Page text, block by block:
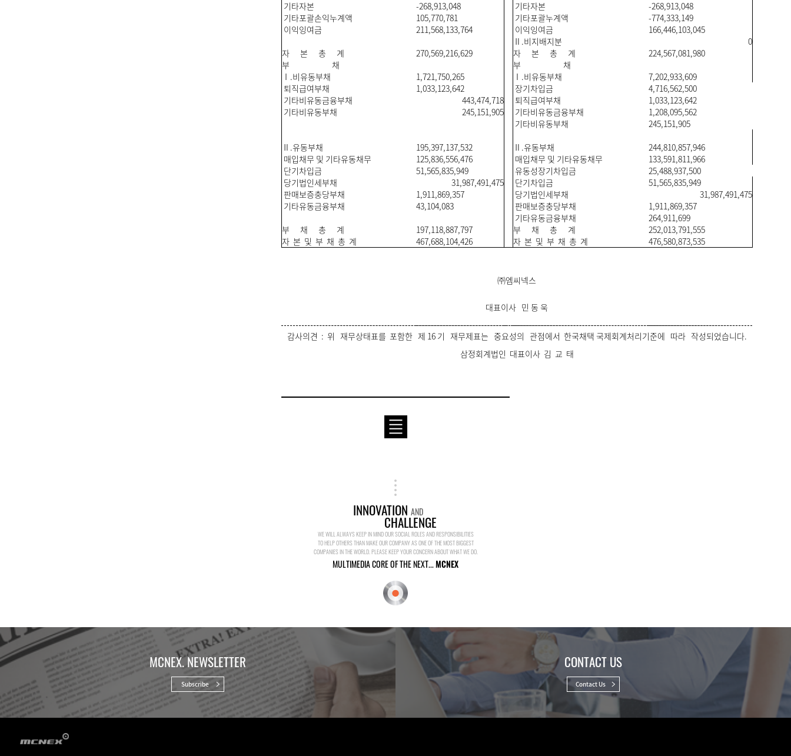
기타자본
-268,913,048 기타자본
-268,913,048
기타포괄손익누계액
105,770,781 기타포괄누계액
-774,333,149
이익잉여금
211,568,133,764 이익잉여금
166,446,103,045
Ⅱ.비지배지분
0
자 본 총 계
270,569,216,629 자 본 총 계
224,567,081,980
부 채
부 채
Ⅰ.비유동부채
1,721,750,265 Ⅰ.비유동부채
7,202,933,609
퇴직급여부채
1,033,123,642 장기차입금
4,716,562,500
기타비유동금융부채
443,474,718 퇴직급여부채
1,033,123,642
기타비유동부채
245,151,905 기타비유동금융부채
1,208,095,562
기타비유동부채
245,151,905
Ⅱ.유동부채
195,397,137,532 Ⅱ.유동부채
244,810,857,946
매입채무 및 기타유동채무
125,836,556,476 매입채무 및 기타유동채무
133,591,811,966
단기차입금
51,565,835,949 유동성장기차입금
25,488,937,500
당기법인세부채
31,987,491,475 단기차입금
51,565,835,949
판매보증충당부채
1,911,869,357 당기법인세부채
31,987,491,475
기타유동금융부채
43,104,083 판매보증충당부채
1,911,869,357
기타유동금융부채
264,911,699
부 채 총 계
197,118,887,797 부 채 총 계
252,013,791,555
자 본 및 부 채 총 계
467,688,104,426 자 본 및 부 채 총 계 476,580,873,535
㈜엠씨넥스
대표이사 민 동 욱
감사의견 : 위 재무상태표를 포함한 제 16 기 재무제표는 중요성의 관점에서 한국채택 국제회계처리기준에 따라 작성되었습니다.
삼정회계법인 대표이사 김 교 태
INNOVATION AND
CHALLENGE
WE WILL ALWAYS KEEP IN MIND OUR SOCIAL ROLES AND RESPONSIBILITIES
TO HELP OTHERS THAN MAKE OUR COMPANY AS ONE OF THE MOST BIGGEST
COMPANIES IN THE WORLD. PLEASE KEEP YOUR CONCERN ABOUT WHAT WE DO.
MULTIMEDIA CORE OF THE NEXT...MCNEX
MCNEX. NEWSLETTER
Subscribe
CONTACT US
Contact Us